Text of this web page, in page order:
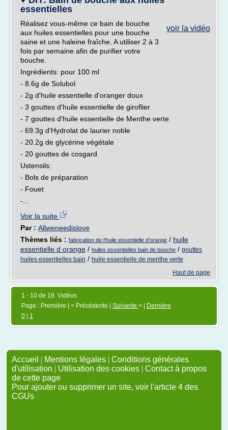
essentielles
voir la vidéo
Réalisez vous-même ce bain de bouche
aux huiles essentielles pour une bouche
saine et une haleine fraîche. A utiliser 2 à 3
fois par semaine afin de purifier votre
bouche.
Ingrédients: pour 100 ml
- 8.6g de Solubol
- 2g d'huile essentielle d'oranger doux
- 3 gouttes d'huile essentielle de giroflier
- 7 gouttes d'huile essentielle de Menthe verte
- 69.3g d'Hydrolat de laurier noble
- 20.2g de glycérine végétale
- 20 gouttes de cosgard
Ustensils:
- Bols de préparation
- Fouet
-...
Voir la suite
Par : Allweneedislove
Thèmes liés : fabrication de l'huile essentielle d'orange / huile
essentielle d orange / huiles essentielles bain de bouche / gouttes
huiles essentielles bain / huile essentielle de menthe verte
Haut de page
1 - 10 de 18 Vidéos
Page : Première | < Précédente | Suivante > |
Dernière
0
1
Accueil | Mentions légales | Conditions générales
d'utilisation | Utilisation des cookies | Contact à propos
de cette page
Pour ajouter ou supprimer un site, voir l'article 4 des
CGUs